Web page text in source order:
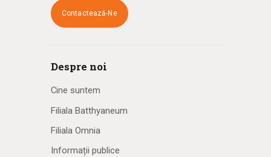
Contactează-Ne
Despre noi
Cine suntem
Filiala Batthyaneum
Filiala Omnia
Informații publice